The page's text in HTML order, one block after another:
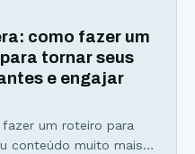
ignorados e clicados.
como fazer um
tornar seus
e engajar
um roteiro para
conteúdo muito mais